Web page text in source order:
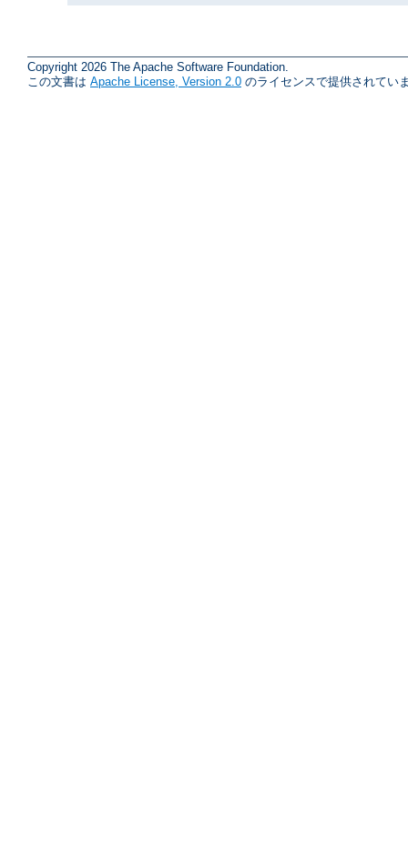
Copyright 2026 The Apache Software Foundation.
この文書は Apache License, Version 2.0 のライセンスで提供されてい